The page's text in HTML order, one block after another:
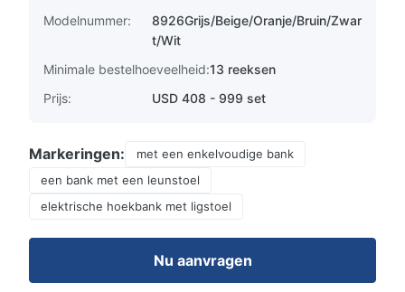
Modelnummer:
8926Grijs/Beige/Oranje/Bruin/Zwar
t/Wit
Minimale bestelhoeveelheid:13 reeksen
Prijs:
USD 408 - 999 set
Markeringen:
met een enkelvoudige bank
een bank met een leunstoel
elektrische hoekbank met ligstoel
Nu aanvragen